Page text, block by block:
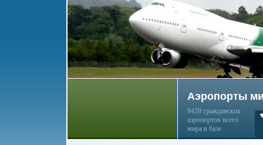
Аэропорты
9439 гражданских
аэропортов всего
мира в базе